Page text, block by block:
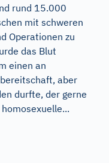
rund 15.000
mit schweren
Operationen zu
das Blut
einen an
aber
durfte, der gerne